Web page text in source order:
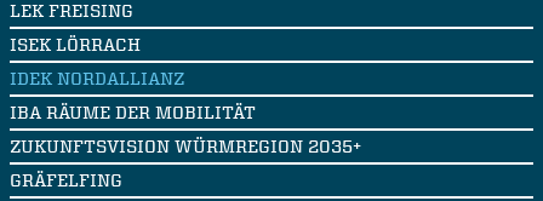
LEK FREISING
ISEK LÖRRACH
IDEK NORDALLIANZ
IBA RÄUME DER MOBILITÄT
ZUKUNFTSVISION WÜRMREGION 2035+
GRÄFELFING